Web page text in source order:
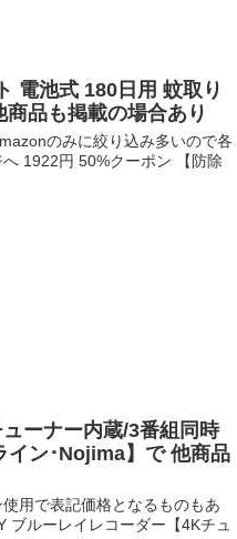
電池式 180日用 蚊取り
品も掲載の場合あり
のみに絞り込み多いので各
1922円 50%クーポン 【防除
ーナー内蔵/3番組同時
イン･Nojima】で 他商品
用で表記価格となるものもあ
ブルーレイレコーダー【4Kチュ